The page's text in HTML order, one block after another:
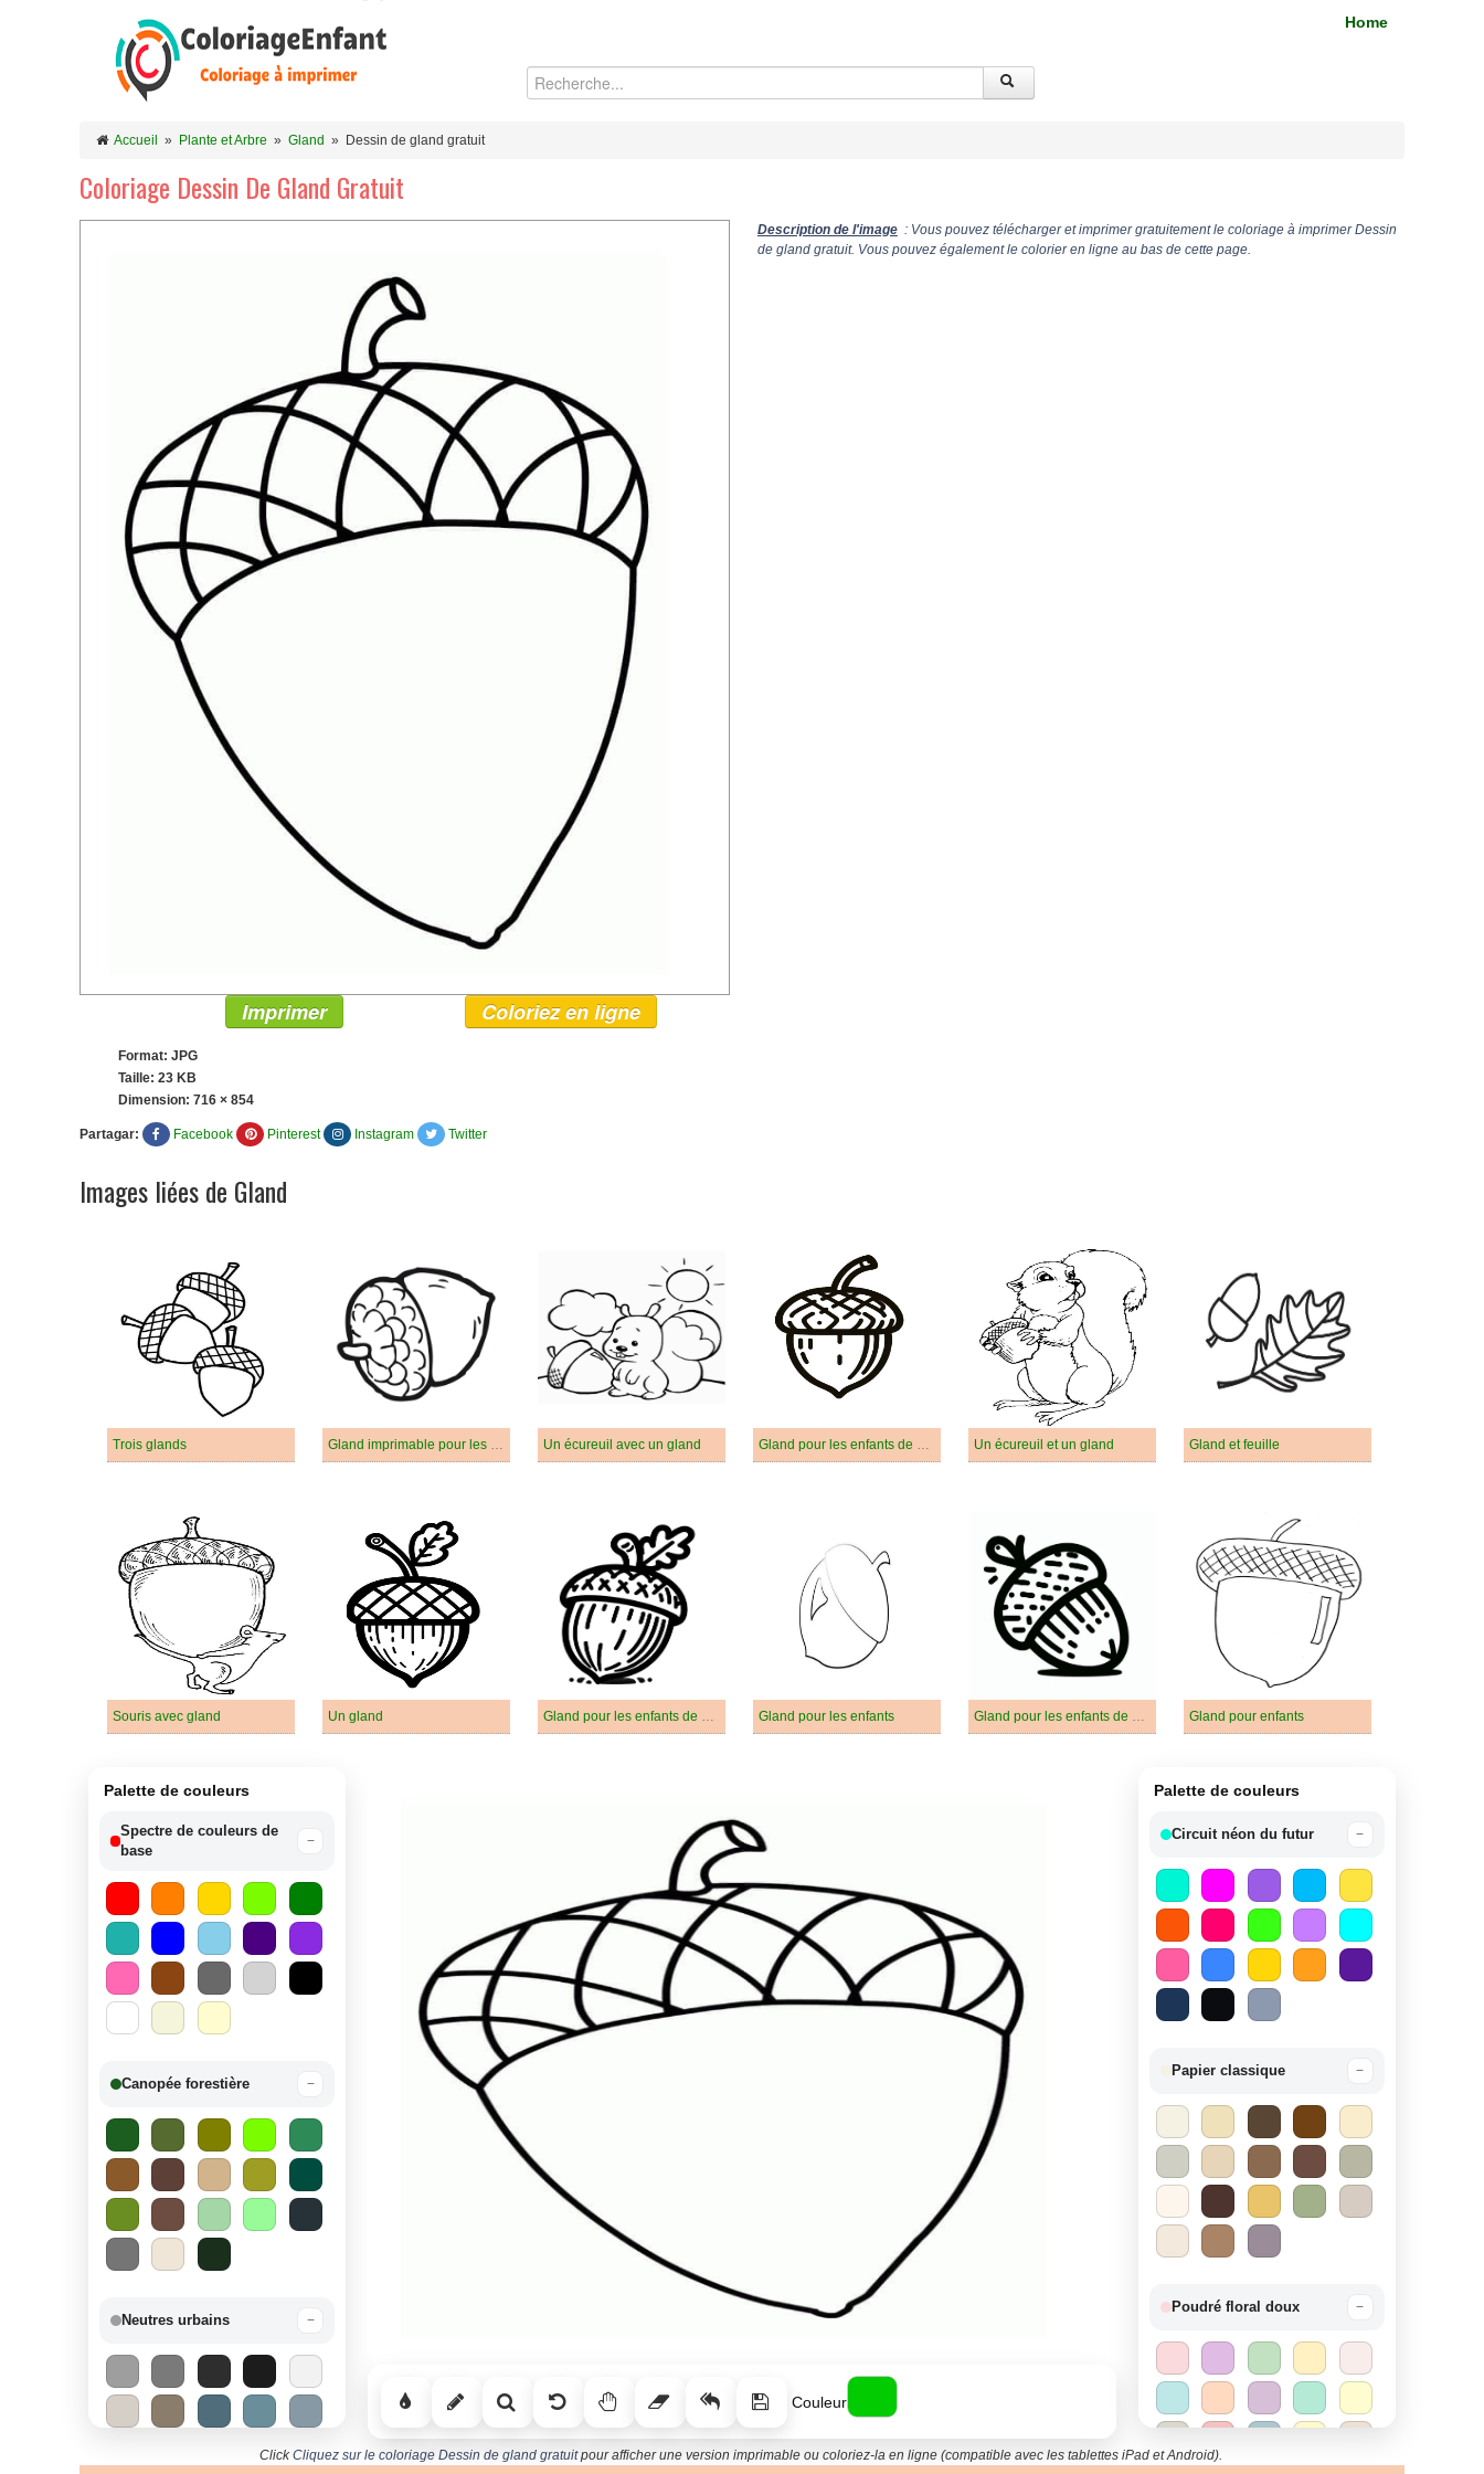
Home
Accueil » Plante et Arbre » Gland » Dessin de gland gratuit
Coloriage Dessin De Gland Gratuit
Description de l'image : Vous pouvez télécharger et imprimer gratuitement le coloriage à imprimer Dessin
de gland gratuit. Vous pouvez également le colorier en ligne au bas de cette page.
Imprimer Coloriez en ligne
Format: JPG
Taille: 23 KB
Dimension: 716 × 854
Partagar: Facebook Pinterest Instagram Twitter
Images liées de Gland
Trois glands Gland imprimable pour les enfants Un écureuil avec un gland Gland pour les enfants de 2 ans Un écureuil et un gland Gland et feuille
Souris avec gland Un gland Gland pour les enfants de 3 ans Gland pour les enfants Gland pour les enfants de 1 an Gland pour enfants
Palette de couleurs
Spectre de couleurs de
base
−
Canopée forestière −
Neutres urbains −
Couleur
Palette de couleurs
Circuit néon du futur −
Papier classique −
Poudré floral doux −
ClickCliquez sur le coloriage Dessin de gland gratuitpour afficher une version imprimable ou coloriez-la en ligne (compatible avec les tablettes iPad et Android).